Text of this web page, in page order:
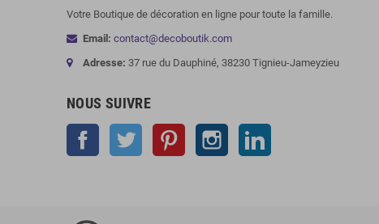
Votre Boutique de décoration en ligne pour toute la famille.
Email: contact@decoboutik.com
Adresse: 37 rue du Dauphiné, 38230 Tignieu-Jameyzieu
NOUS SUIVRE
Facebook Twitter Pinterest Instagram